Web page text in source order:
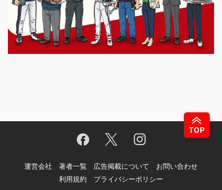
運営会社 著者一覧 広告掲載について
お問い合わせ
利用規約
プライバシーポリシー